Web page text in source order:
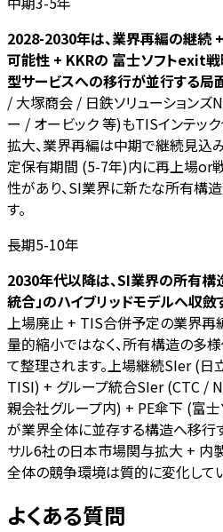
2028-2030年は、業界再編の継続
可能性 + KKRの 富士ソフトexit
型サービスへの移行が並行する局
/ 大塚商会 / 日鉄ソリューションズ
ー / オービック 等)もTISインテッ
拡大、業界再編は中期で継続見込
定保有期間 (5-7年)内に再上場or
性があり、SI業界に新たな所有構
す。
長期5-10年
2030年代以降は、SI業界の所有構
統合」のハイブリッドモデルへ収
上場廃止 + TIS合併予定の業界再
量的縮小ではなく、所有構造の多
て整理されます。上場継続SIer (
TISI) + グループ統合SIer (CTC /
親会社グループ内) + PE傘下 (富
が業界全体に並存する構造へ移行
サル6社の日本市場関与拡大 + 内
全体の競争環境は質的に変化してい
よくある質問